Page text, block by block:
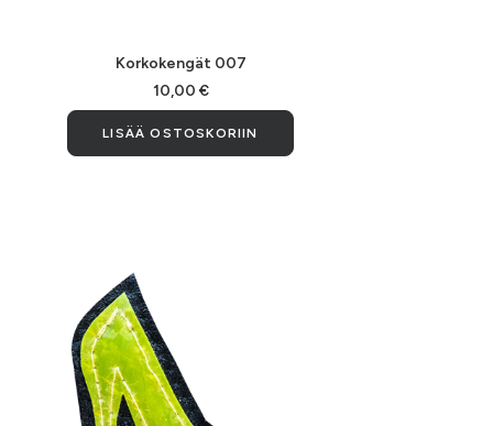
LISÄÄ OSTOSKORIIN
Korkokengät 007
10,00 €
LISÄÄ OSTOSKORIIN